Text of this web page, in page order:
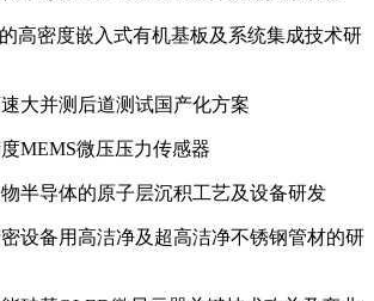
的高密度嵌入式有机基板及系统集成技术研
速大并测后道测试国产化方案
MEMS微压压力传感器
物半导体的原子层沉积工艺及设备研发
密设备用高洁净及超高洁净不锈钢管材的研